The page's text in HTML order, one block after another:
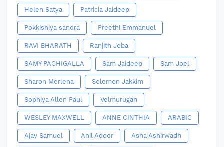
Helen Satya Patricia Jaideep
Pokkishiya sandra Preethi Emmanuel
RAVI BHARATH Ranjith Jeba
SAMY PACHIGALLA Sam Jaideep Sam Joel
Sharon Merlena Solomon Jakkim
Sophiya Allen Paul Velmurugan
WESLEY MAXWELL ANNE CINTHIA ARABIC
Ajay Samuel Anil Adoor Asha Ashirwadh